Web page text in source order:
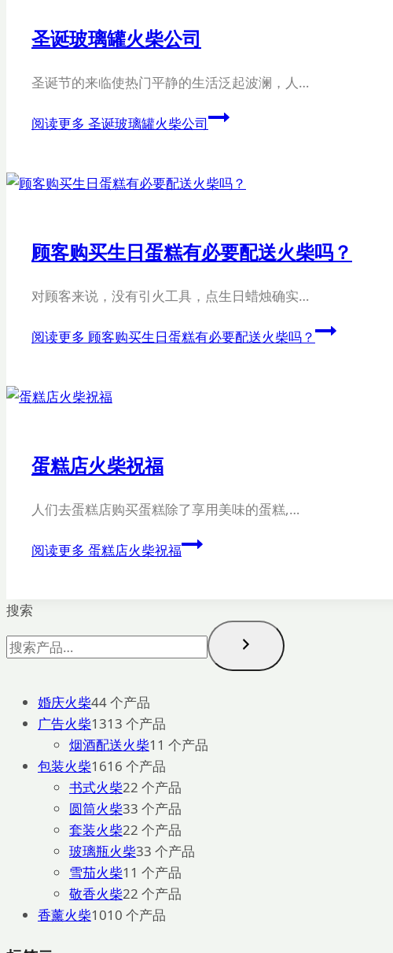
圣诞玻璃罐火柴公司
圣诞节的来临使热门平静的生活泛起波澜，人…
阅读更多 圣诞玻璃罐火柴公司
顾客购买生日蛋糕有必要配送火柴吗？
对顾客来说，没有引火工具，点生日蜡烛确实…
阅读更多 顾客购买生日蛋糕有必要配送火柴吗？
蛋糕店火柴祝福
人们去蛋糕店购买蛋糕除了享用美味的蛋糕,…
阅读更多 蛋糕店火柴祝福
搜索
婚庆火柴44 个产品
广告火柴1313 个产品
烟酒配送火柴1 1 个产品
包装火柴1616 个产品
书式火柴22 个产品
圆筒火柴33 个产品
套装火柴22 个产品
玻璃瓶火柴33 个产品
雪茄火柴1 1 个产品
敬香火柴22 个产品
香薰火柴1010 个产品